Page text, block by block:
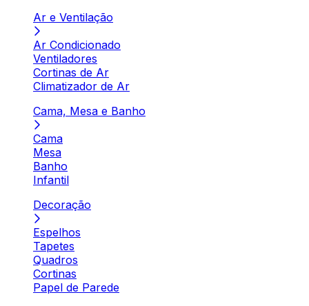
Ar e Ventilação
Ar Condicionado
Ventiladores
Cortinas de Ar
Climatizador de Ar
Cama, Mesa e Banho
Cama
Mesa
Banho
Infantil
Decoração
Espelhos
Tapetes
Quadros
Cortinas
Papel de Parede